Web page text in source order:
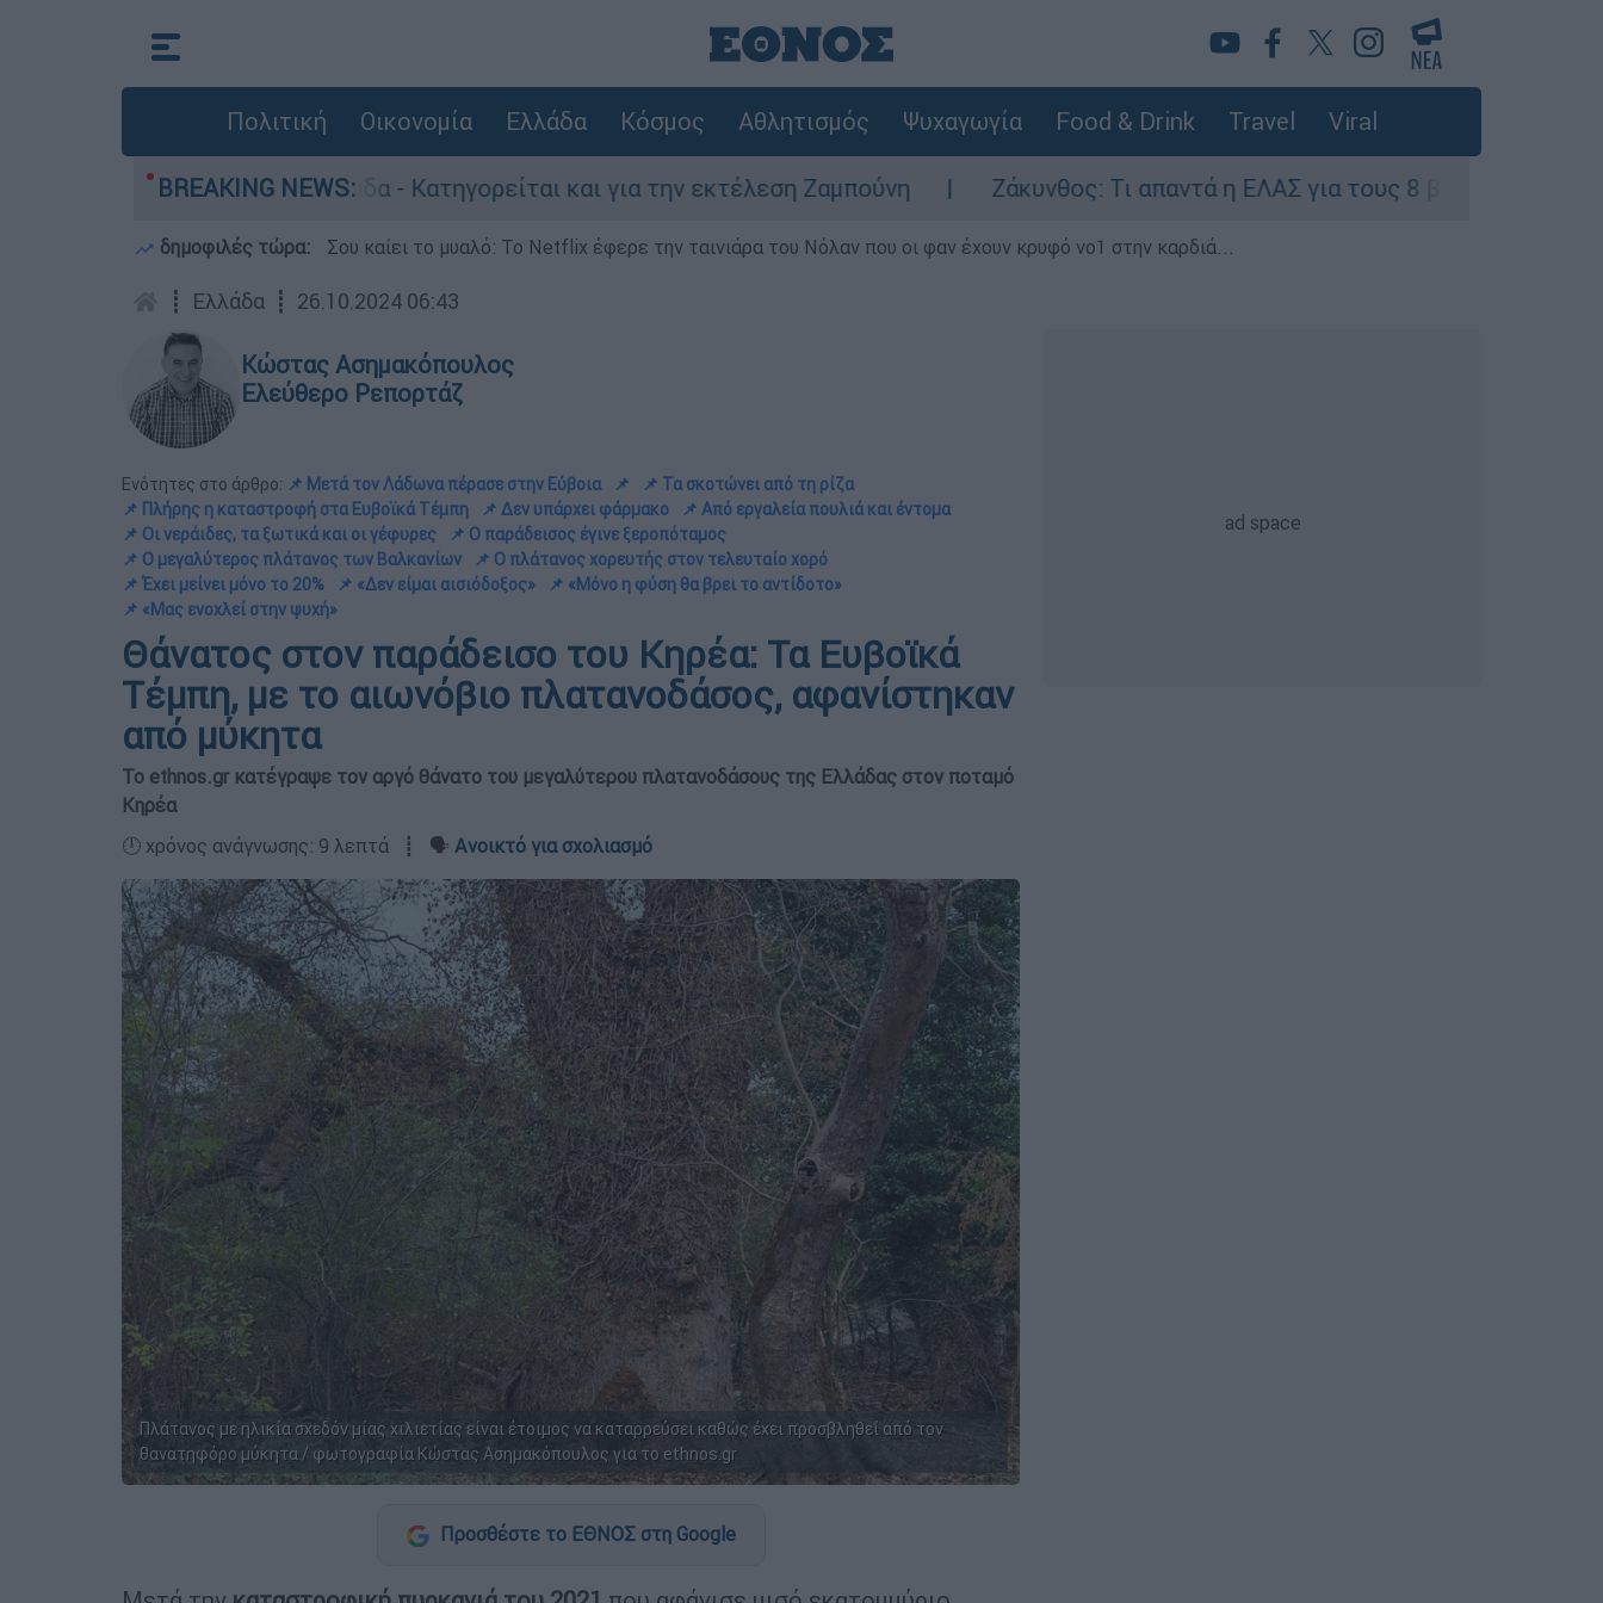
Πολιτική Οικονομία Ελλάδα Κόσμος Αθλητισμός Ψυχαγωγία Food & Drink Travel Viral
BREAKING NEWS:
στην Ελλάδα - Κατηγορείται και για την εκτέλεση Ζαμπούνη Ζάκυνθος: Τι απαντά η ΕΛΑΣ για τους 8 βιασμούς τουριστριών -
δημοφιλές τώρα: Σου καίει το μυαλό: Το Netflix έφερε την ταινιάρα του Νόλαν που οι φαν έχουν κρυφό νο1 στην καρδιά...
┋ Ελλάδα ┋ 26.10.2024 06:43
Κώστας Ασημακόπουλος
Ελεύθερο Ρεπορτάζ
Ενότητες στο άρθρο: 📌 Mετά τον Λάδωνα πέρασε στην Εύβοια 📌
📌 Τα σκοτώνει από τη ρίζα
📌 Πλήρης η καταστροφή στα Ευβοϊκά Τέμπη
📌 Δεν υπάρχει φάρμακο
📌 Από εργαλεία πουλιά και έντομα
📌 Οι νεράιδες, τα ξωτικά και οι γέφυρες
📌 Ο παράδεισος έγινε ξεροπόταμος
📌 Ο μεγαλύτερος πλάτανος των Βαλκανίων
📌 Ο πλάτανος χορευτής στον τελευταίο χορό
📌 Έχει μείνει μόνο το 20%
📌 «Δεν είμαι αισιόδοξος»
📌 «Μόνο η φύση θα βρει το αντίδοτο»
📌 «Μας ενοχλεί στην ψυχή»
Θάνατος στον παράδεισο του Κηρέα: Τα Ευβοϊκά
Τέμπη, με το αιωνόβιο πλατανοδάσος, αφανίστηκαν
από μύκητα
Το ethnos.gr κατέγραψε τον αργό θάνατο του μεγαλύτερου πλατανοδάσους της Ελλάδας στον ποταμό
Κηρέα
🕛 χρόνος ανάγνωσης: 9 λεπτά ┋ 🗣️ Ανοικτό για σχολιασμό
Πλάτανος με ηλικία σχεδόν μίας χιλιετίας είναι έτοιμος να καταρρεύσει καθώς έχει προσβληθεί από τον
θανατηφόρο μύκητα / φωτογραφία Κώστας Ασημακόπουλος για το ethnos.gr
Προσθέστε το ΕΘΝΟΣ στη Google